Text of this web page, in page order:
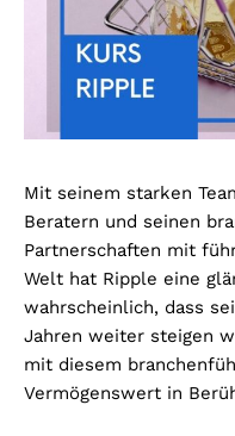
Mit seinem starken
Beratern und seinen
Partnerschaften mit
Welt hat Ripple eine
wahrscheinlich, dass
Jahren weiter steigen
mit diesem
Vermögenswert in